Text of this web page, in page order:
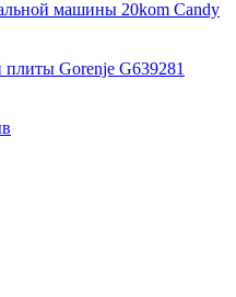
плиты Gorenje G639281